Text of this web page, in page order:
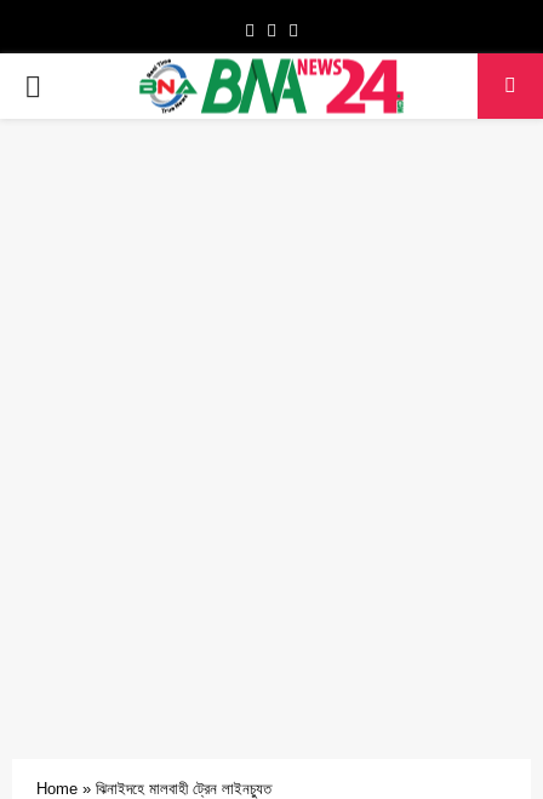
Facebook
Twitter
PRIMARY
Home » ঝিনাইদহে মালবাহী ট্রেন লাইনচ্যুত